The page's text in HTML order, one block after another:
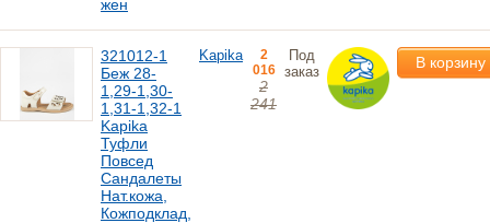
жен
321012-1
Беж 28-
1,29-1,30-
1,31-1,32-1
Kapika
Туфли
Повсед
Сандалеты
Нат.кожа,
Кожподклад,
Kapika
2
016
2
241
Под
заказ
В корзину